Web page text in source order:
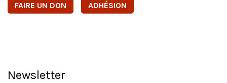
FAIRE UN DON ADHÉSION
Newsletter